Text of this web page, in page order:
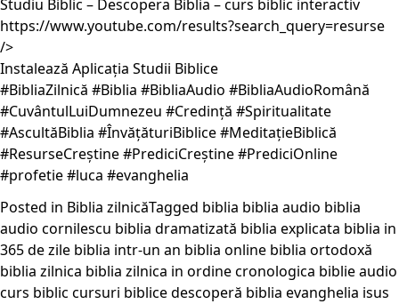
Studiu Biblic – Descopera Biblia – curs biblic interactiv
https://www.youtube.com/results?search_query=resurse
/>
Instalează Aplicația Studii Biblice
#BibliaZilnică #Biblia #BibliaAudio #BibliaAudioRomână
#CuvântulLuiDumnezeu #Credință #Spiritualitate
#AscultăBiblia #ÎnvățăturiBiblice #MeditațieBiblică
#ResurseCreștine #PrediciCreștine #PrediciOnline
#profetie #luca #evanghelia
Posted in Biblia zilnicăTagged biblia biblia audio biblia
audio cornilescu biblia dramatizată biblia explicata biblia in
365 de zile biblia intr-un an biblia online biblia ortodoxă
biblia zilnica biblia zilnica in ordine cronologica biblie audio
curs biblic cursuri biblicedescoperă biblia evanghelia isus